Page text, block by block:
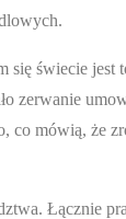
się świecie jest
zerwanie
mówią, że
Łącznie